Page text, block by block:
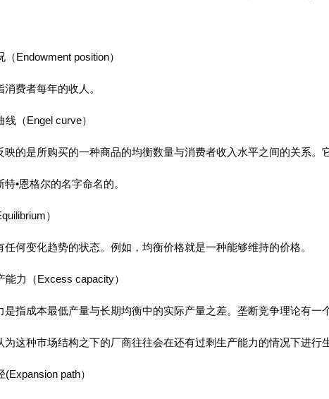
Endowment position）
费者每年的收人。
（Engel curve）
映的是所购买的一种商品的均衡数量与消费者收入水平之间的关系。
•恩格尔的名字命名的。
）
任何变化趋势的状态。例如，均衡价格就是一种能够维持的价格。
能力（Excess capacity）
是指成本最低产量与长期均衡中的实际产量之差。垄断竞争理论有一
为这种市场结构之下的厂商往往会在还有过剩生产能力的情况下进行
path）